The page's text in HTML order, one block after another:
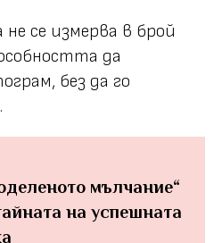
се измерва в брой
да
без да го
мълчание“
на успешната